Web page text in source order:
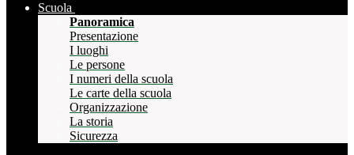
Scuola
Panoramica
Presentazione
I luoghi
Le persone
I numeri della scuola
Le carte della scuola
Organizzazione
La storia
Sicurezza